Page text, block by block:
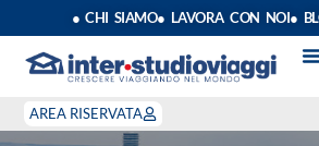
● CHI SIAMO● LAVORA CON NOI●
AREA RISERVATA